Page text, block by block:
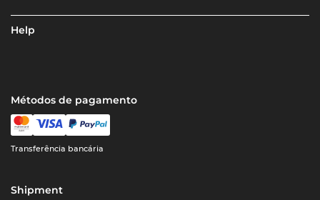
Help
Métodos de pagamento
Transferência bancária
Shipment